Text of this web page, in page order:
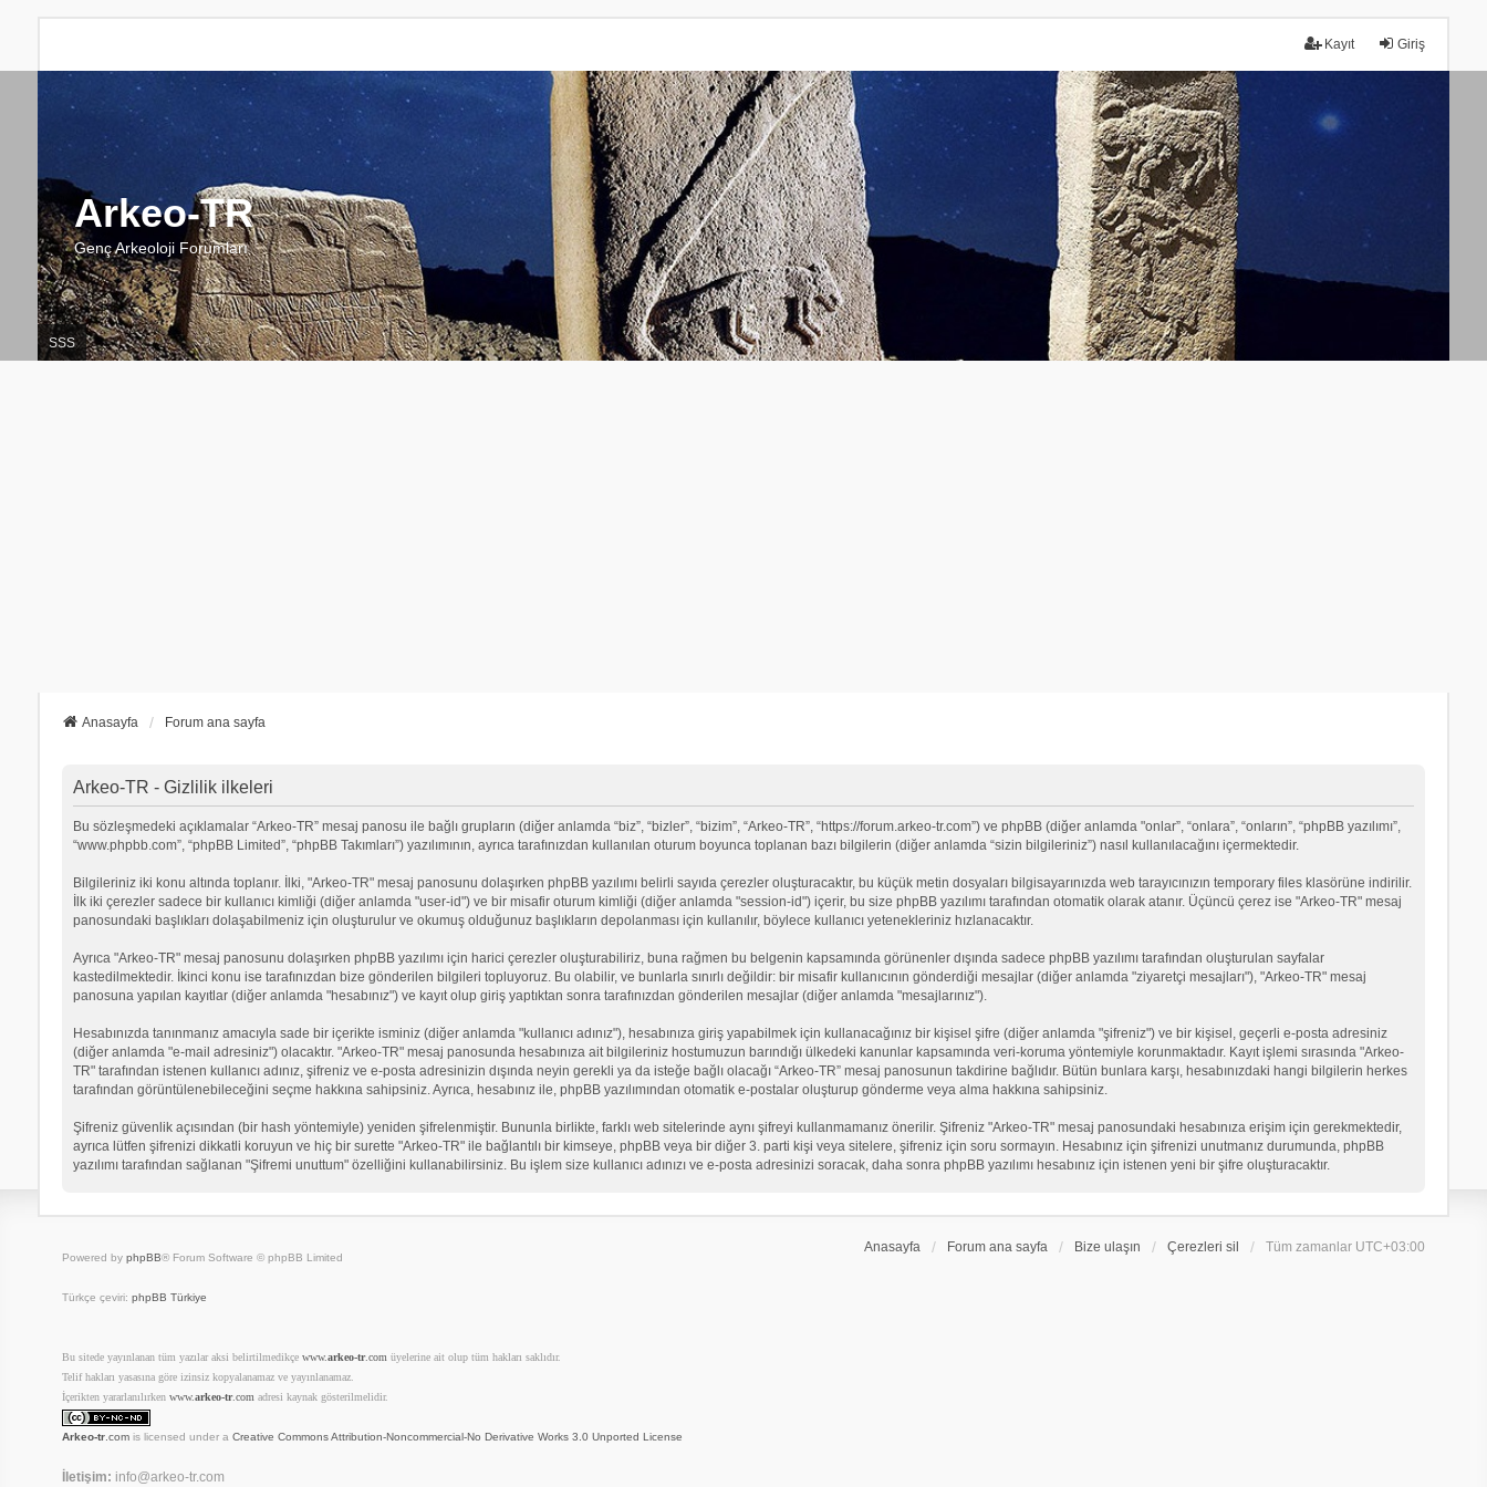
Giriş
Kayıt
Arkeo-TR
Genç Arkeoloji Forumları
SSS
Anasayfa Forum ana sayfa
Arkeo-TR - Gizlilik ilkeleri
Bu sözleşmedeki açıklamalar “Arkeo-TR” mesaj panosu ile bağlı grupların (diğer anlamda “biz”, “bizler”, “bizim”, “Arkeo-TR”, “https://forum.arkeo-tr.com”) ve phpBB (diğer anlamda "onlar”, “onlara”, “onların”, “phpBB yazılımı”,
“www.phpbb.com”, “phpBB Limited”, “phpBB Takımları”) yazılımının, ayrıca tarafınızdan kullanılan oturum boyunca toplanan bazı bilgilerin (diğer anlamda “sizin bilgileriniz”) nasıl kullanılacağını içermektedir.
Bilgileriniz iki konu altında toplanır. İlki, "Arkeo-TR" mesaj panosunu dolaşırken phpBB yazılımı belirli sayıda çerezler oluşturacaktır, bu küçük metin dosyaları bilgisayarınızda web tarayıcınızın temporary files klasörüne indirilir.
İlk iki çerezler sadece bir kullanıcı kimliği (diğer anlamda "user-id") ve bir misafir oturum kimliği (diğer anlamda "session-id") içerir, bu size phpBB yazılımı tarafından otomatik olarak atanır. Üçüncü çerez ise "Arkeo-TR" mesaj
panosundaki başlıkları dolaşabilmeniz için oluşturulur ve okumuş olduğunuz başlıkların depolanması için kullanılır, böylece kullanıcı yetenekleriniz hızlanacaktır.
Ayrıca "Arkeo-TR" mesaj panosunu dolaşırken phpBB yazılımı için harici çerezler oluşturabiliriz, buna rağmen bu belgenin kapsamında görünenler dışında sadece phpBB yazılımı tarafından oluşturulan sayfalar
kastedilmektedir. İkinci konu ise tarafınızdan bize gönderilen bilgileri topluyoruz. Bu olabilir, ve bunlarla sınırlı değildir: bir misafir kullanıcının gönderdiği mesajlar (diğer anlamda "ziyaretçi mesajları"), "Arkeo-TR" mesaj
panosuna yapılan kayıtlar (diğer anlamda "hesabınız") ve kayıt olup giriş yaptıktan sonra tarafınızdan gönderilen mesajlar (diğer anlamda "mesajlarınız").
Hesabınızda tanınmanız amacıyla sade bir içerikte isminiz (diğer anlamda "kullanıcı adınız"), hesabınıza giriş yapabilmek için kullanacağınız bir kişisel şifre (diğer anlamda "şifreniz") ve bir kişisel, geçerli e-posta adresiniz
(diğer anlamda "e-mail adresiniz") olacaktır. "Arkeo-TR" mesaj panosunda hesabınıza ait bilgileriniz hostumuzun barındığı ülkedeki kanunlar kapsamında veri-koruma yöntemiyle korunmaktadır. Kayıt işlemi sırasında "Arkeo-
TR" tarafından istenen kullanıcı adınız, şifreniz ve e-posta adresinizin dışında neyin gerekli ya da isteğe bağlı olacağı “Arkeo-TR” mesaj panosunun takdirine bağlıdır. Bütün bunlara karşı, hesabınızdaki hangi bilgilerin herkes
tarafından görüntülenebileceğini seçme hakkına sahipsiniz. Ayrıca, hesabınız ile, phpBB yazılımından otomatik e-postalar oluşturup gönderme veya alma hakkına sahipsiniz.
Şifreniz güvenlik açısından (bir hash yöntemiyle) yeniden şifrelenmiştir. Bununla birlikte, farklı web sitelerinde aynı şifreyi kullanmamanız önerilir. Şifreniz "Arkeo-TR" mesaj panosundaki hesabınıza erişim için gerekmektedir,
ayrıca lütfen şifrenizi dikkatli koruyun ve hiç bir surette "Arkeo-TR" ile bağlantılı bir kimseye, phpBB veya bir diğer 3. parti kişi veya sitelere, şifreniz için soru sormayın. Hesabınız için şifrenizi unutmanız durumunda, phpBB
yazılımı tarafından sağlanan "Şifremi unuttum" özelliğini kullanabilirsiniz. Bu işlem size kullanıcı adınızı ve e-posta adresinizi soracak, daha sonra phpBB yazılımı hesabınız için istenen yeni bir şifre oluşturacaktır.
Anasayfa Forum ana sayfa Bize ulaşın Çerezleri sil Tüm zamanlar UTC+03:00
Powered by phpBB® Forum Software © phpBB Limited
Türkçe çeviri: phpBB Türkiye
Bu sitede yayınlanan tüm yazılar aksi belirtilmedikçe www.arkeo-tr.com üyelerine ait olup tüm hakları saklıdır.
Telif hakları yasasına göre izinsiz kopyalanamaz ve yayınlanamaz.
İçerikten yararlanılırken www.arkeo-tr.com adresi kaynak gösterilmelidir.
Arkeo-tr.comis licensed under a Creative Commons Attribution-Noncommercial-No Derivative Works 3.0 Unported License
İletişim: info@arkeo-tr.com